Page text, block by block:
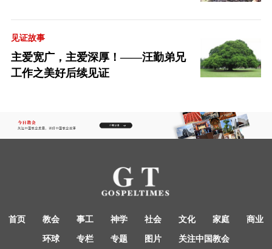
见证故事
主爱宽广，主爱深厚！——汪勤弟兄
工作之美好后续见证
首页 教会 事工 神学 社会 文化 家庭 商业
环球 专栏 专题 图片 关注中国教会